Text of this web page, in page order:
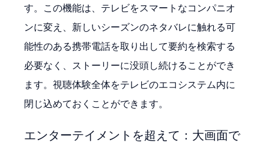
す。この機能は、テレビをスマートなコンパニオ
ンに変え、新しいシーズンのネタバレに触れる可
能性のある携帯電話を取り出して要約を検索する
必要なく、ストーリーに没頭し続けることができ
ます。視聴体験全体をテレビのエコシステム内に
閉じ込めておくことができます。
エンターテイメントを超えて：大画面で